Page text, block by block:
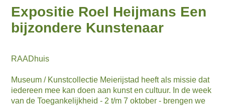
Expositie Roel Heijmans Een
bijzondere Kunstenaar
RAADhuis
Museum / Kunstcollectie Meierijstad heeft als missie dat
iedereen mee kan doen aan kunst en cultuur. In de week
van de Toegankelijkheid - 2 t/m 7 oktober - brengen we